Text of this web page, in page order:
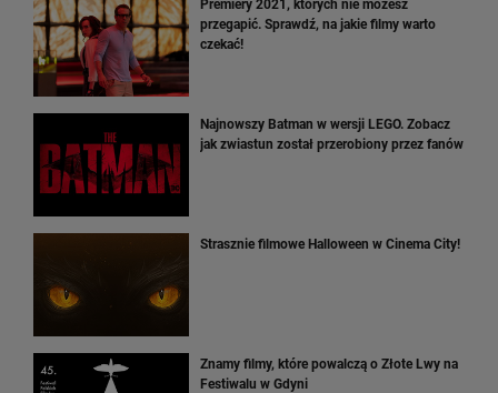
Premiery 2021, których nie możesz
przegapić. Sprawdź, na jakie filmy warto
czekać!
Najnowszy Batman w wersji LEGO. Zobacz
jak zwiastun został przerobiony przez fanów
Strasznie filmowe Halloween w Cinema City!
Znamy filmy, które powalczą o Złote Lwy na
Festiwalu w Gdyni